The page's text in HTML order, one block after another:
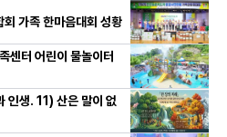
가족 한마음대회 성황
센터 어린이 물놀이터
인생. 11) 산은 말이 없